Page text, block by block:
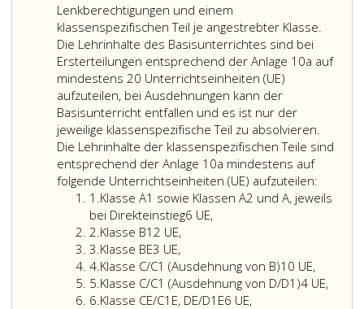
und
deren
Inhalte
mit
den
Fahrschülern
zu
diskutieren
und
aufzuarbeiten.
Pro
Tag
dürfen
nicht
mehr
als
vier
Unterrichtseinheiten
Hinblick
auf
die
65
b,
(bzw.
Ziffer
2,
Lenkberechtigungen und einem
klassenspezifischen Teil je angestrebter Klasse.
Die Lehrinhalte des Basisunterrichtes sind bei
Ersterteilungen entsprechend der Anlage 10a auf
mindestens 20 Unterrichtseinheiten (UE)
aufzuteilen, bei Ausdehnungen kann der
Basisunterricht entfallen und es ist nur der
jeweilige klassenspezifische Teil zu absolvieren.
Die Lehrinhalte der klassenspezifischen Teile sind
entsprechend der Anlage 10a mindestens auf
folgende Unterrichtseinheiten (UE) aufzuteilen:
1.Ziffer
eins
Klasse A1 sowie Klassen A2 und A, jeweils
bei Direkteinstieg6 UE,
2.Ziffer
2
Klasse B12 UE,
3.Ziffer
3
Klasse BE3 UE,
4.Ziffer
4
Klasse C/C1 (Ausdehnung von B)10 UE,
5.Ziffer
5
Klasse C/C1 (Ausdehnung von D/D1)4 UE,
6.Ziffer
Klasse CE/C1E, DE/D1E6 UE,